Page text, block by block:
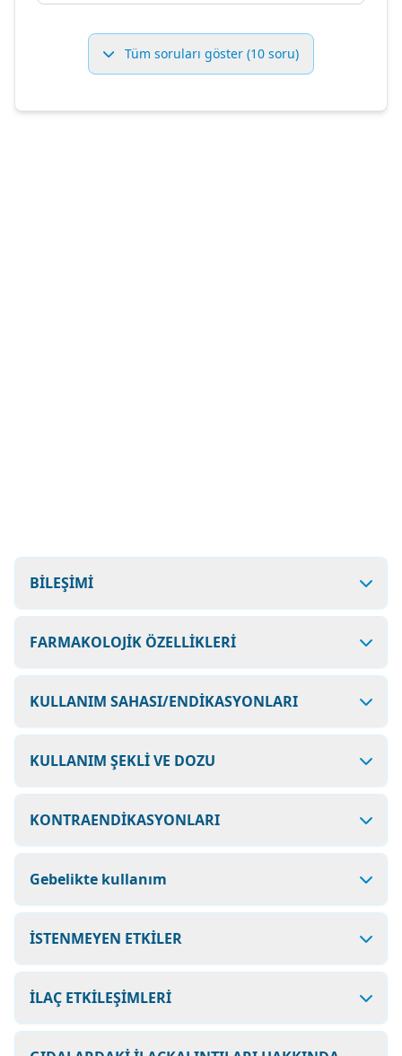
Tüm soruları göster (10 soru)
BİLEŞİMİ
FARMAKOLOJİK ÖZELLİKLERİ
KULLANIM SAHASI/ENDİKASYONLARI
KULLANIM ŞEKLİ VE DOZU
KONTRAENDİKASYONLARI
Gebelikte kullanım
İSTENMEYEN ETKİLER
İLAÇ ETKİLEŞİMLERİ